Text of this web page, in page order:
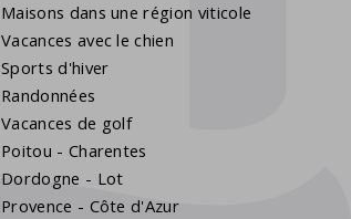
Maisons dans une région viticole
Vacances avec le chien
Sports d'hiver
Randonnées
Vacances de golf
Poitou - Charentes
Dordogne - Lot
Provence - Côte d'Azur